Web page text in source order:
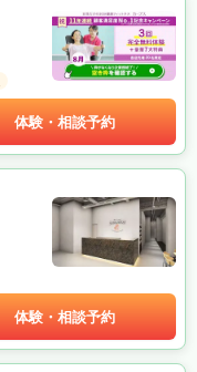
体験・相談予約
体験・相談予約